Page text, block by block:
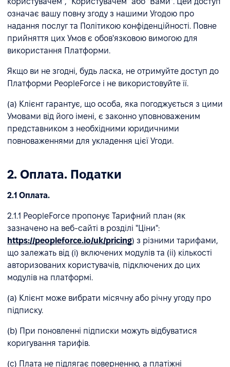
означає вашу повну згоду з нашими Угодою про
надання послуг та Політикою конфіденційності. Повне
прийняття цих Умов є обов'язковою вимогою для
використання Платформи.
Якщо ви не згодні, будь ласка, не отримуйте доступ до
Платформи PeopleForce і не використовуйте її.
(a) Клієнт гарантує, що особа, яка погоджується з цими
Умовами від його імені, є законно уповноваженим
представником з необхідними юридичними
повноваженнями для укладення цієї Угоди.
2. Оплата. Податки
2.1 Оплата.
2.1.1 PeopleForce пропонує Тарифний план (як
зазначено на веб-сайті в розділі "Ціни":
https://peopleforce.io/uk/pricing) з різними тарифами,
що залежать від (і) включених модулів та (іі) кількості
авторизованих користувачів, підключених до цих
модулів на платформі.
(а) Клієнт може вибрати місячну або річну угоду про
підписку.
(b) При поновленні підписки можуть відбуватися
коригування тарифів.
(c) Плата не підлягає поверненню, а платіжні